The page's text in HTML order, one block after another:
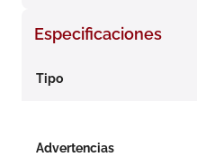
Especificaciones
Tipo
Advertencias